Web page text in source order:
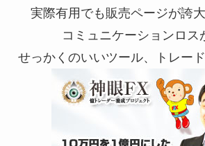
実際有用でも販売ページが誇大
コミュニケーションロス
せっかくのいいツール、トレー